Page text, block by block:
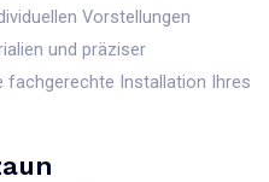
Vorstellungen
und präziser
fachgerechte Installation Ihres